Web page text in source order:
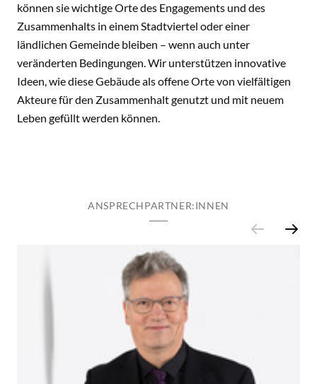
können sie wichtige Orte des Engagements und des
Zusammenhalts in einem Stadtviertel oder einer
ländlichen Gemeinde bleiben – wenn auch unter
veränderten Bedingungen. Wir unterstützen innovative
Ideen, wie diese Gebäude als offene Orte von vielfältigen
Akteure für den Zusammenhalt genutzt und mit neuem
Leben gefüllt werden können.
ANSPRECHPARTNER:INNEN